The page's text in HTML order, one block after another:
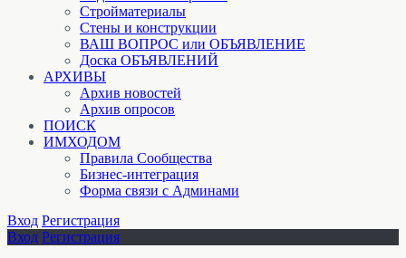
Стройматериалы
Стены и конструкции
ВАШ ВОПРОС или ОБЪЯВЛЕНИЕ
Доска ОБЪЯВЛЕНИЙ
АРХИВЫ
Архив новостей
Архив опросов
ПОИСК
ИМХОДОМ
Правила Сообщества
Бизнес-интеграция
Форма связи с Админами
Вход Регистрация
Вход Регистрация